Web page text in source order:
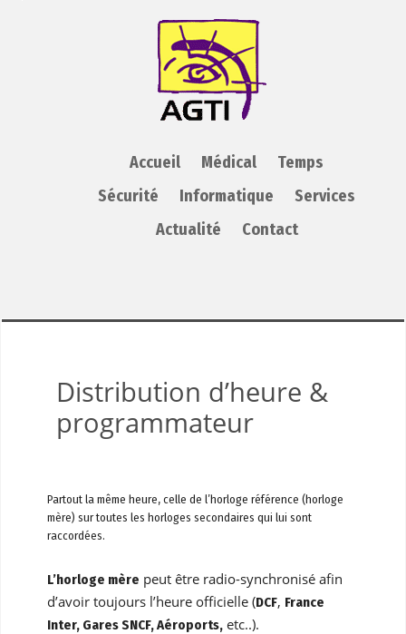
AGTI
Accueil Médical
Temps
Sécurité
Informatique
Services
Actualité
Contact
Distribution d’heure &
programmateur
Partout la même heure, celle de l’horloge référence (horloge
mère) sur toutes les horloges secondaires qui lui sont
raccordées.
L’horloge mère peut être radio-synchronisé afin
d’avoir toujours l’heure officielle (DCF, France
Inter, Gares SNCF, Aéroports, etc..).